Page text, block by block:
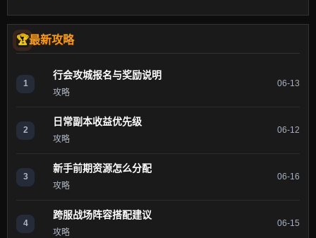
最新攻略
1
行会攻城报名与奖励说明
攻略
06-13
2
日常副本收益优先级
攻略
06-12
3
新手前期资源怎么分配
攻略
06-16
4
跨服战场阵容搭配建议
攻略
06-15